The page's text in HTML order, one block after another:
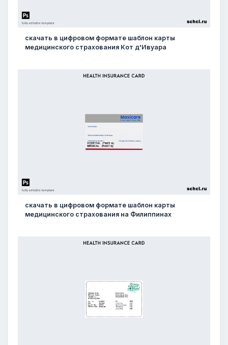
скачать в цифровом формате шаблон карты
медицинского страхования Кот д'Ивуара
скачать в цифровом формате шаблон карты
медицинского страхования на Филиппинах